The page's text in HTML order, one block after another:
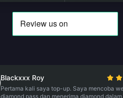
Blackxxx Roy
Pertama kali saya top-up. Saya mencoba
diamond pass dan menerima diamond